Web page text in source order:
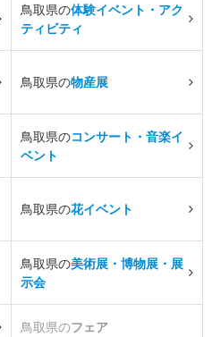
鳥取県の体験イベント・アク
ティビティ
鳥取県の物産展
鳥取県のコンサート・音楽イ
ベント
鳥取県の花イベント
鳥取県の美術展・博物展・展
示会
鳥取県のフェア